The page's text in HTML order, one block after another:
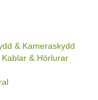
& Kameraskydd
& Hörlurar